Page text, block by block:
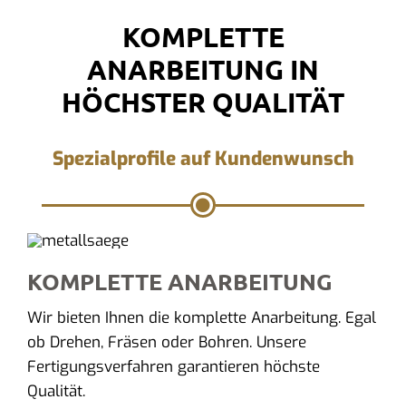
KOMPLETTE
ANARBEITUNG IN
HÖCHSTER QUALITÄT
Spezialprofile auf Kundenwunsch
KOMPLETTE ANARBEITUNG
Wir bieten Ihnen die komplette Anarbeitung. Egal
ob Drehen, Fräsen oder Bohren. Unsere
Fertigungsverfahren garantieren höchste
Qualität.